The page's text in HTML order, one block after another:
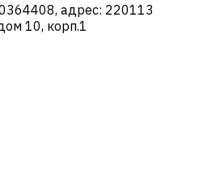
адрес: 220113
10, корп.1